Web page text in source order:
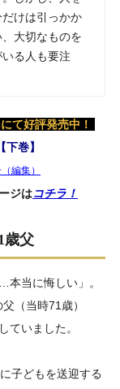
けは引っかか
大切なものを
る人も要注
て好評発売中！
巻】
編集）
ジはコチラ！
歳父
本当に悔しい」。
（当時71歳）
ていました。
子どもを送迎する